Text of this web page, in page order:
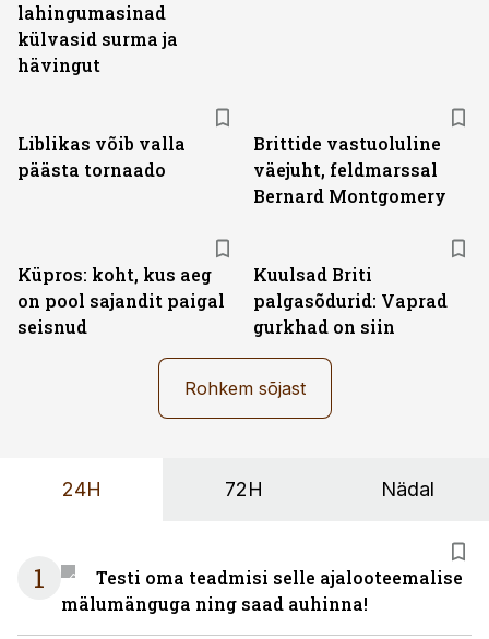
lahingumasinad
külvasid surma ja
hävingut
Liblikas võib valla
päästa tornaado
Brittide vastuoluline
väejuht, feldmarssal
Bernard Montgomery
Küpros: koht, kus aeg
on pool sajandit paigal
seisnud
Kuulsad Briti
palgasõdurid: Vaprad
gurkhad on siin
Rohkem sõjast
24H 72H Nädal
1
Testi oma teadmisi selle ajalooteemalise
mälumänguga ning saad auhinna!